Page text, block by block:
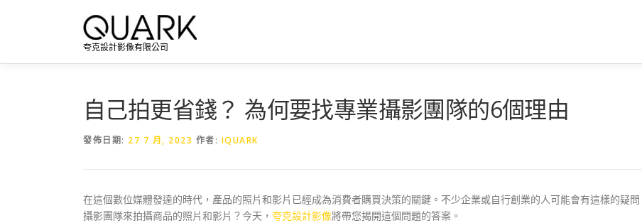
夸克設計影像有限公司
自己拍更省錢？ 為何要找專業攝影團隊的6個理由
發佈日期: 27 7 月, 2023 作者: IQUARK
在這個數位媒體發達的時代，產品的照片和影片已經成為消費者購買決策的關鍵。不少企業或自行創業的人可能會有這樣的疑
攝影團隊來拍攝商品的照片和影片？今天， 夸克設計影像將帶您揭開這個問題的答案。